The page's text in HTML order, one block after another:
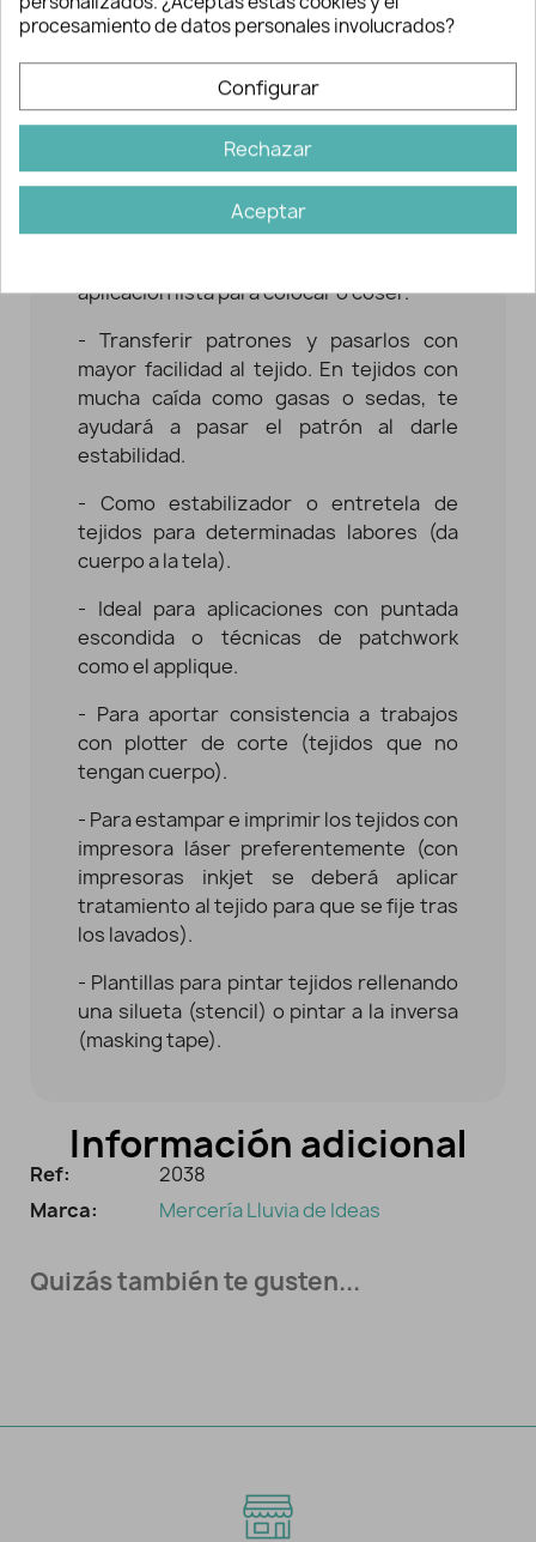
MODO DE EMPLEO Y USOS:
- Para su uso en aplicaciones decorativas
dibuja el motivo que desees por el revés
del papel. Fíjalo con la plancha al tejido a
temperatura media. Al pasar la plancha
por su cara mate, la película de plástico
se adhiere a la tela (pudiéndose
despegar posteriormente de forma fácil
aplicación lista para colocar o coser.
- Transferir patrones y pasarlos con
mayor facilidad al tejido. En tejidos con
mucha caída como gasas o sedas, te
ayudará a pasar el patrón al darle
estabilidad.
- Como estabilizador o entretela de
tejidos para determinadas labores (da
cuerpo a la tela).
- Ideal para aplicaciones con puntada
escondida o técnicas de patchwork
como el applique.
- Para aportar consistencia a trabajos
con plotter de corte (tejidos que no
tengan cuerpo).
- Para estampar e imprimir los tejidos con
impresora láser preferentemente (con
impresoras inkjet se deberá aplicar
tratamiento al tejido para que se fije tras
los lavados).
- Plantillas para pintar tejidos rellenando
una silueta (stencil) o pintar a la inversa
(masking tape).
Información adicional
Ref:
2038
Marca:
Mercería Lluvia de Ideas
Quizás también te gusten...
procesamiento de datos personales involucrados?
Configurar
Rechazar
Aceptar